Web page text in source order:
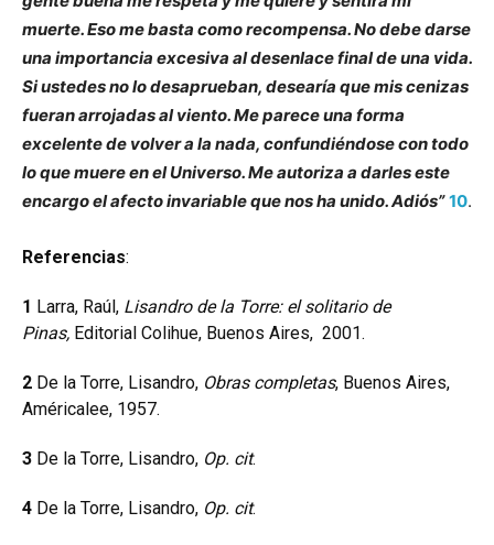
muerte. Eso me basta como recompensa. No debe darse
una importancia excesiva al desenlace final de una vida.
Si ustedes no lo desaprueban, desearía que mis cenizas
fueran arrojadas al viento. Me parece una forma
excelente de volver a la nada, confundiéndose con todo
lo que muere en el Universo. Me autoriza a darles este
encargo el afecto invariable que nos ha unido. Adiós” 10.
Referencias:
1 Larra, Raúl, Lisandro de la Torre: el solitario de
Pinas, Editorial Colihue, Buenos Aires, 2001.
2 De la Torre, Lisandro, Obras completas, Buenos Aires,
Américalee, 1957.
3 De la Torre, Lisandro, Op. cit.
4 De la Torre, Lisandro, Op. cit.